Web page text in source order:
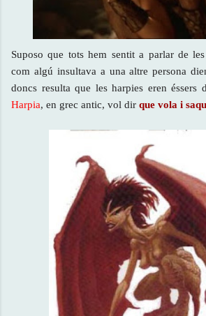
Suposo que tots hem sentit a parlar de les
com algú insultava a una altre persona
doncs resulta que les harpies eren éssers
Harpia, en grec antic, vol dir que vola i